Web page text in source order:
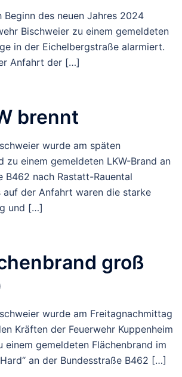
Beginn des neuen Jahres 2024
Bischweier zu einem gemeldeten
in der Eichelbergstraße alarmiert.
Anfahrt der […]
brennt
wurde am späten
zu einem gemeldeten LKW-Brand an
B462 nach Rastatt-Rauental
auf der Anfahrt waren die starke
und […]
groß
wurde am Freitagnachmittag
Kräften der Feuerwehr Kuppenheim
einem gemeldeten Flächenbrand im
an der Bundesstraße B462 […]